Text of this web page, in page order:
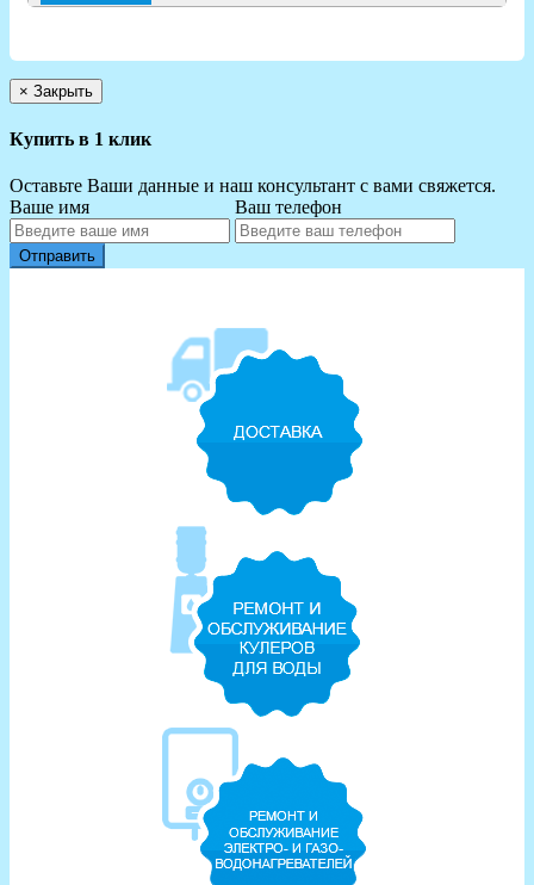
× Закрыть
Купить в 1 клик
Оставьте Ваши данные и наш консультант с вами свяжется.
Ваше имя
Ваш телефон
Отправить